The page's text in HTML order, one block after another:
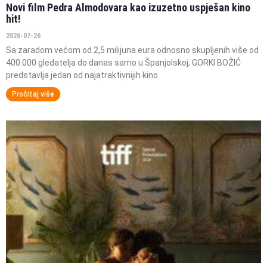
Novi film Pedra Almodovara kao izuzetno uspješan kino
hit!
2026-07-26
Sa zaradom većom od 2,5 milijuna eura odnosno skupljenih više od
400.000 gledatelja do danas samo u Španjolskoj, GORKI BOŽIĆ
predstavlja jedan od najatraktivnijih kino
Pročitaj više